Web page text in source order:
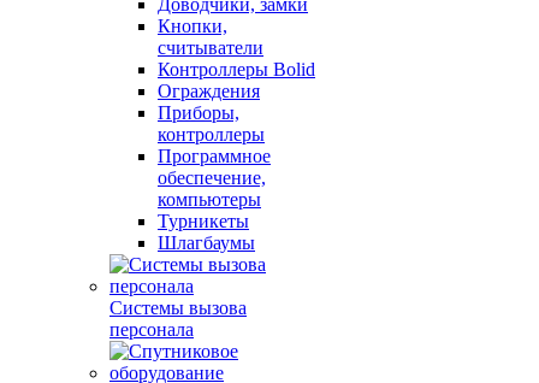
Доводчики, замки
Кнопки,
считыватели
Контроллеры Bolid
Ограждения
Приборы,
контроллеры
Программное
обеспечение,
компьютеры
Турникеты
Шлагбаумы
Системы вызова
персонала